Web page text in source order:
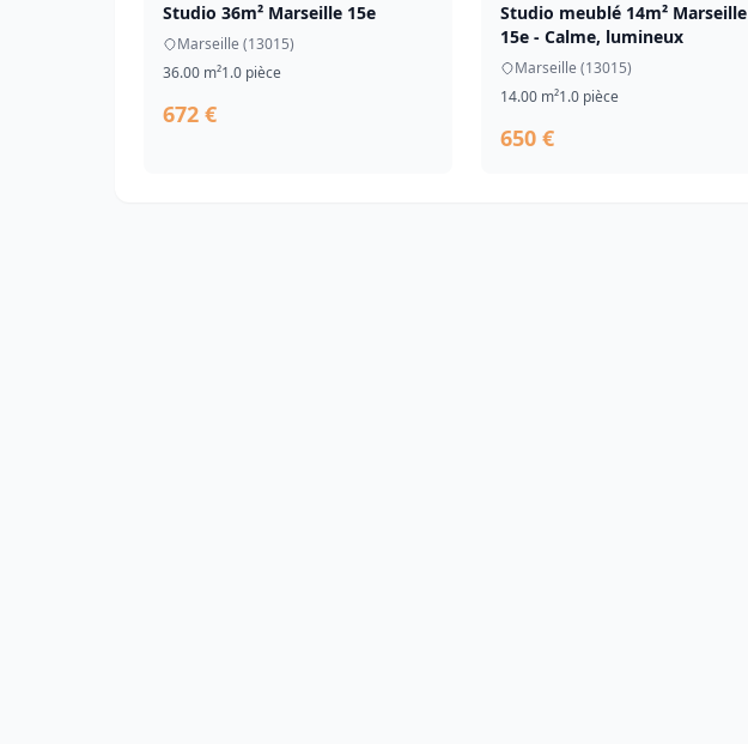
Studio 36m² Marseille 15e
Marseille (13015)
36.00 m²1.0 pièce
672 €
Studio meublé 14m² Marseille
15e - Calme, lumineux
Marseille (13015)
14.00 m²1.0 pièce
650 €